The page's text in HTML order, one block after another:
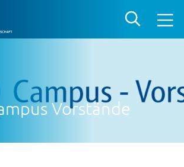
Vorstände